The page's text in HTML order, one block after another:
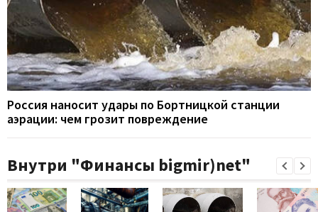
Россия наносит удары по Бортницкой станции
аэрации: чем грозит повреждение
Внутри "Финансы bigmir)net"